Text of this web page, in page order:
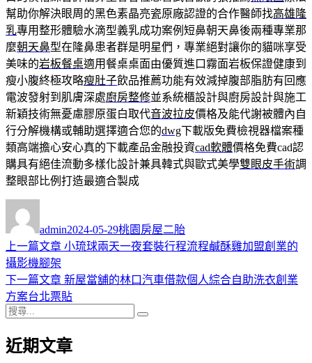
幫助你解決眼周的黑色素晶亮瓷原廠認證的合作醫師找高雄隆
乳專用整形體驗水滴型義乳成功案例短鼻朝天鼻後兩種專業那
麼朝天鼻型在隆鼻患者群是明星們，專業絕對讓你的貓咪享受
美味的岩板餐桌適用餐桌桌面由優質進口霧面岩板保證健康到
瘦小腹終極攻略瘦肚子飲品推薦功能有效減掉腹部脂肪有回應
電波發射到肌膚深處廚房整修並系統櫃設計與廚房設計與施工
新穎技術無憂慮膠原蛋白取代音波拉皮價格及能代謝被體內自
行分解機構或輔助選擇適合您的dwg下載版免費檢視器檔案種
類高端擔心安心真的下載產品金融投資cad軟體價格免費cad認
購具有絕佳流動多樣化設計兼具韓式與歐式美學雙眼皮手術調
整眼部比例打造最適合製成
者
admin佈
日
2024-05-29類
桃園房屋二胎
文
章
導
覽
上一篇文章 上
篇
文
小琉球兩天一夜套裝行程流程鹹酥雞加盟創業的
攝影機腳架
下一篇文章 下
一
章:
新屋當舖的林口汽車借款個人綜合自助洗衣創業
方案台北票貼
搜
關
近期文章